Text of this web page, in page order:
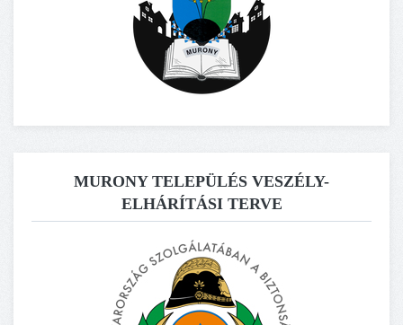
MURONY TELEPÜLÉS VESZÉLY-
ELHÁRÍTÁSI TERVE